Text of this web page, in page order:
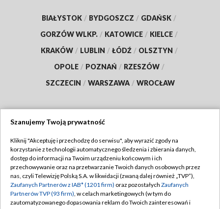
BIAŁYSTOK / BYDGOSZCZ / GDAŃSK /
GORZÓW WLKP. / KATOWICE / KIELCE /
KRAKÓW / LUBLIN / ŁÓDŹ / OLSZTYN /
OPOLE / POZNAŃ / RZESZÓW /
SZCZECIN / WARSZAWA / WROCŁAW
TVP
Abonament TVP
Emisja w TVP
Centrum informacji TVP
Regulamin TVP
Polityka prywatności
Moje zgody
Szanujemy Twoją prywatność
Kliknij "Akceptuję i przechodzę do serwisu", aby wyrazić zgody na
korzystanie z technologii automatycznego śledzenia i zbierania danych,
dostęp do informacji na Twoim urządzeniu końcowym i ich
przechowywanie oraz na przetwarzanie Twoich danych osobowych przez
nas, czyli Telewizję Polską S.A. w likwidacji (zwaną dalej również „TVP”),
Zaufanych Partnerów z IAB* (1201 firm) oraz pozostałych Zaufanych
Partnerów TVP (93 firm), w celach marketingowych (w tym do
zautomatyzowanego dopasowania reklam do Twoich zainteresowań i